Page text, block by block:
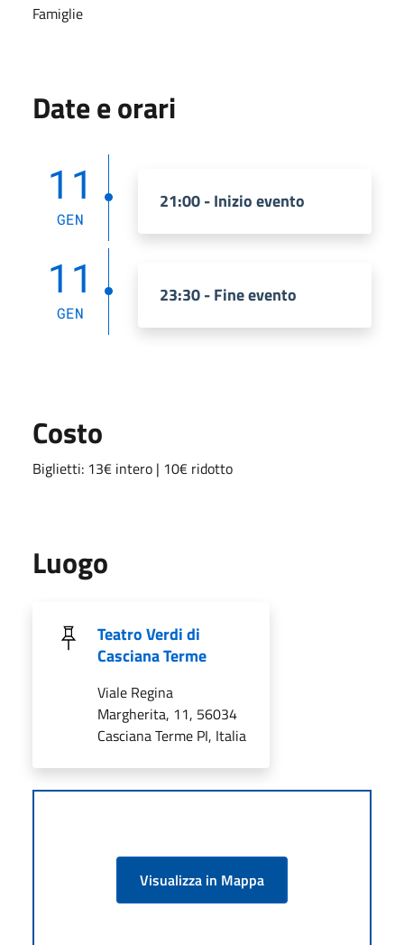
Famiglie
Date e orari
11
GEN
21:00 - Inizio evento
11
GEN
23:30 - Fine evento
Costo
Biglietti: 13€ intero | 10€ ridotto
Luogo
Teatro Verdi di
Casciana Terme
Viale Regina
Margherita, 11, 56034
Casciana Terme PI, Italia
Visualizza in Mappa